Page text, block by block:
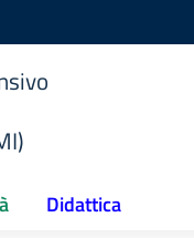
Didattica